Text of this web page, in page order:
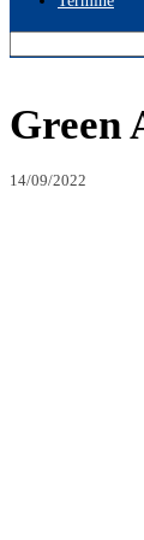
Green
14/09/2022